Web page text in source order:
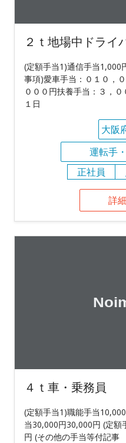
２ｔ地場中ドライ
(定額手当1)通信手当1,000
事項)愛車手当：０１０，
０００円扶養手当：３，
１日
大阪
運転手
正社員
詳
４ｔ車・乗務員
(定額手当1)職能手当
当30,000円30,000円 (定
円 (その他の手当等付記事